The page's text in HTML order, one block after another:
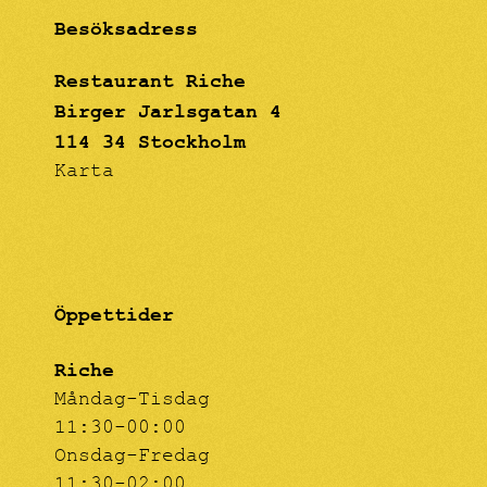
effekten blir en
"drömmig" känsla för
Öppettider
Riche
Måndag-Tisdag
11:30-00:00
Onsdag-Fredag
Besöksadress
Restaurant Riche
Birger Jarlsgatan 4
114 34 Stockholm
Karta